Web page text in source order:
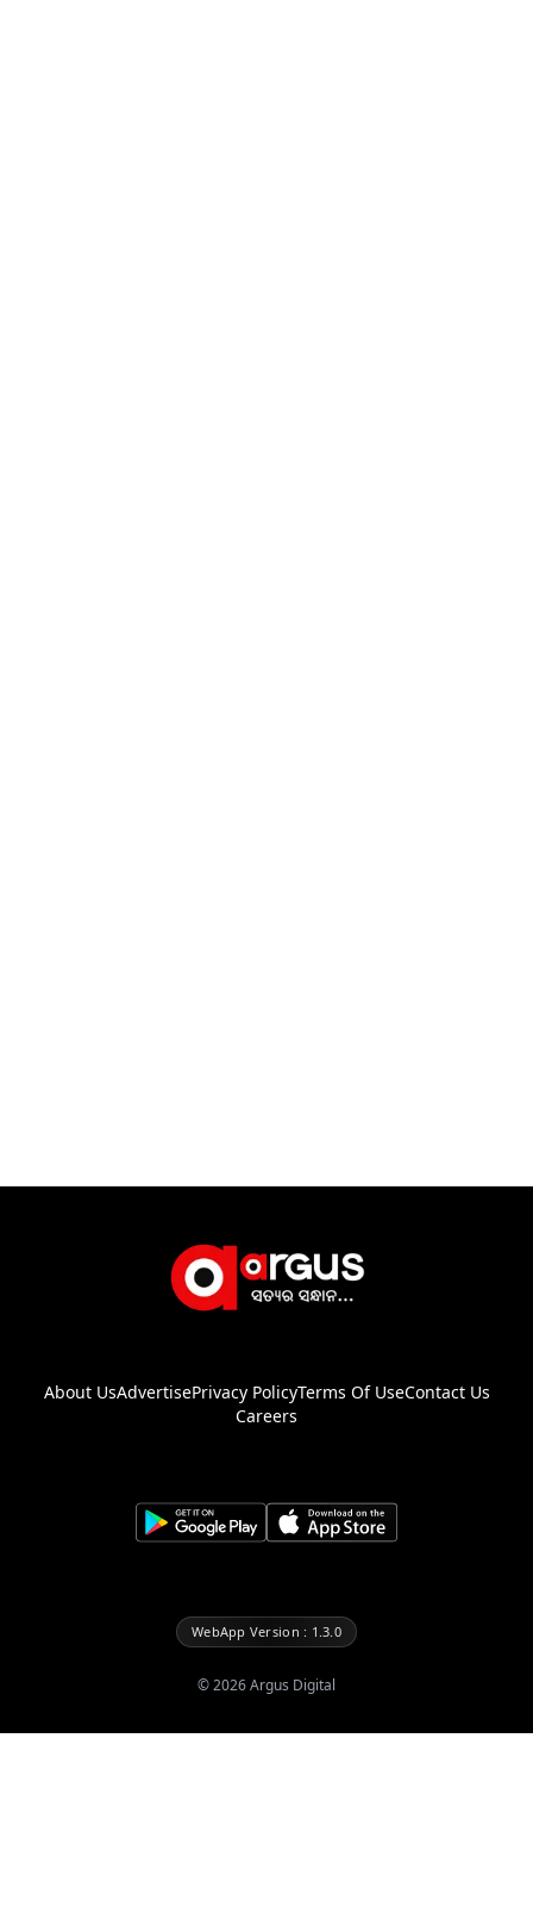
About UsAdvertisePrivacy PolicyTerms Of UseContact Us
Careers
WebApp Version : 1.3.0
©2026Argus Digital